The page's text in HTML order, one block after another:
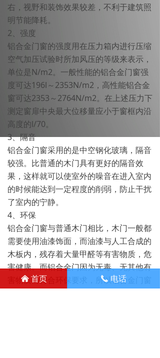
右，视野和装饰效果较差，不利于建筑照
明节能降耗。
2、强度
铝合金门窗的强度用在压力箱内进行压缩
空气加压试验时所加风压的等级来表示，
单位是N/m2。一般性能的铝合金门窗强
度可达196l～2353N/m2，高性能铝合金
窗可达2353～2764N/m2。在上述压力下
测定窗扉中央最大位移量应小于窗框内沿
高度的l/70。
3、隔音
铝合金门窗采用的是中空钢化玻璃，隔音
较强。比普通的木门具有更好的隔音效
果，这样就可以使室外的噪音在进入室内
的时候能达到一定程度的削弱，防止干扰
了室内的宁静。
4、环保
铝合金门窗与普通木门相比，木门一般都
需要使用油漆饰面，而油漆与人工合成的
木板内，残存着大量甲醛等有害物质，危
害健康。而铝合金门因为无毒、无其他有
害物质而符合环保要求，所以铝合金门窗
낀 首页 끅 电话